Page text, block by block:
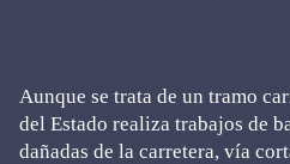
Aunque se trata de un tramo
del Estado realiza trabajos de
dañadas de la carretera, vía